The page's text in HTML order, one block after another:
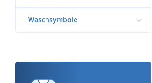
Waschsymbole